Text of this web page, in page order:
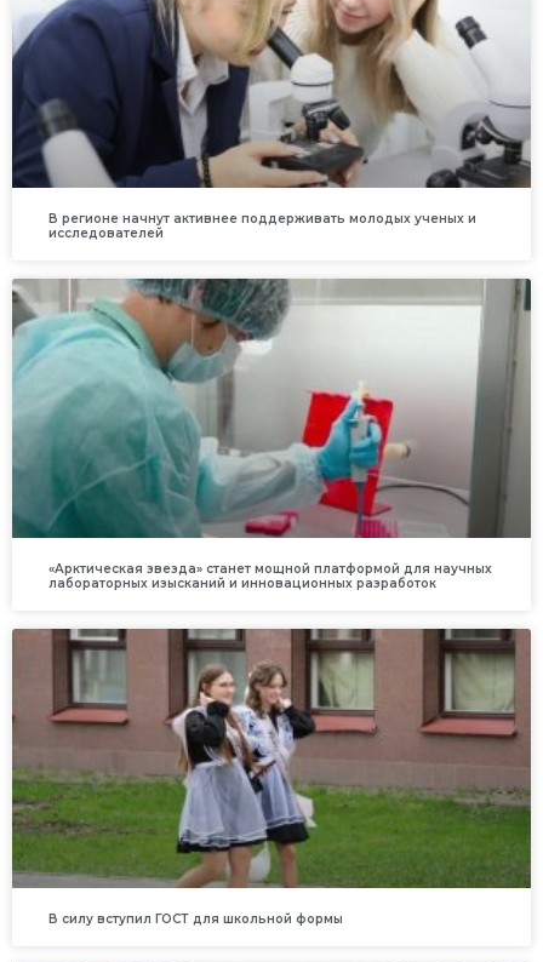
В регионе начнут активнее поддерживать молодых ученых и
исследователей
«Арктическая звезда» станет мощной платформой для научных
лабораторных изысканий и инновационных разработок
В силу вступил ГОСТ для школьной формы